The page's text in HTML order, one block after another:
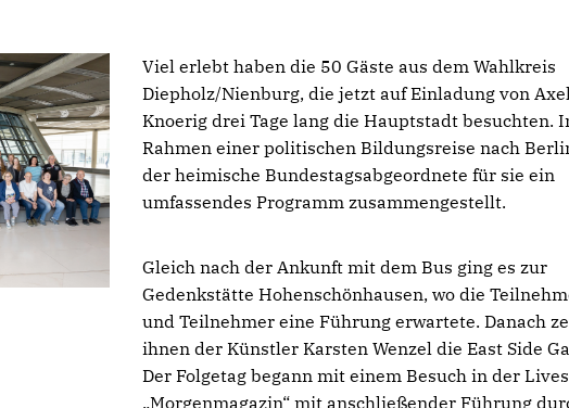
Viel erlebt haben die 50 Gäste aus dem Wahlkreis
Diepholz/Nienburg, die jetzt auf Einladung von
Knoerig drei Tage lang die Hauptstadt besuchten.
Rahmen einer politischen Bildungsreise nach
der heimische Bundestagsabgeordnete für sie ein
umfassendes Programm zusammengestellt.
Gleich nach der Ankunft mit dem Bus ging es zur
Gedenkstätte Hohenschönhausen, wo die
und Teilnehmer eine Führung erwartete. Danach
ihnen der Künstler Karsten Wenzel die East Side
Der Folgetag begann mit einem Besuch in der
Morgenmagazin“ mit anschließender Führung